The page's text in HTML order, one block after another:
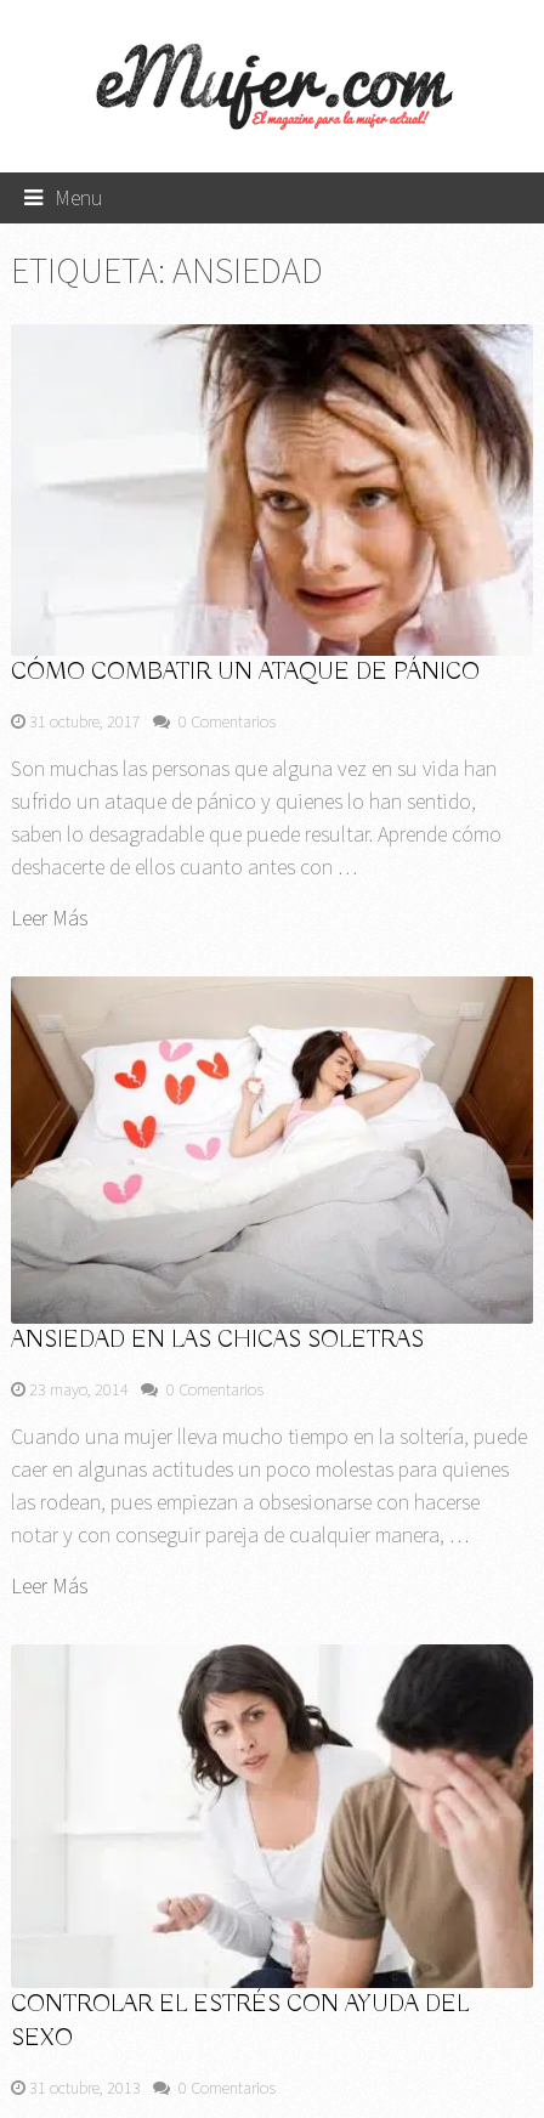
Menu
ETIQUETA: ANSIEDAD
CÓMO COMBATIR UN ATAQUE DE PÁNICO
31 octubre, 2017 0 Comentarios
Son muchas las personas que alguna vez en su vida han
sufrido un ataque de pánico y quienes lo han sentido,
saben lo desagradable que puede resultar. Aprende cómo
deshacerte de ellos cuanto antes con …
Leer Más
ANSIEDAD EN LAS CHICAS SOLETRAS
23 mayo, 2014 0 Comentarios
Cuando una mujer lleva mucho tiempo en la soltería, puede
caer en algunas actitudes un poco molestas para quienes
las rodean, pues empiezan a obsesionarse con hacerse
notar y con conseguir pareja de cualquier manera, …
Leer Más
CONTROLAR EL ESTRÉS CON AYUDA DEL
SEXO
31 octubre, 2013 0 Comentarios